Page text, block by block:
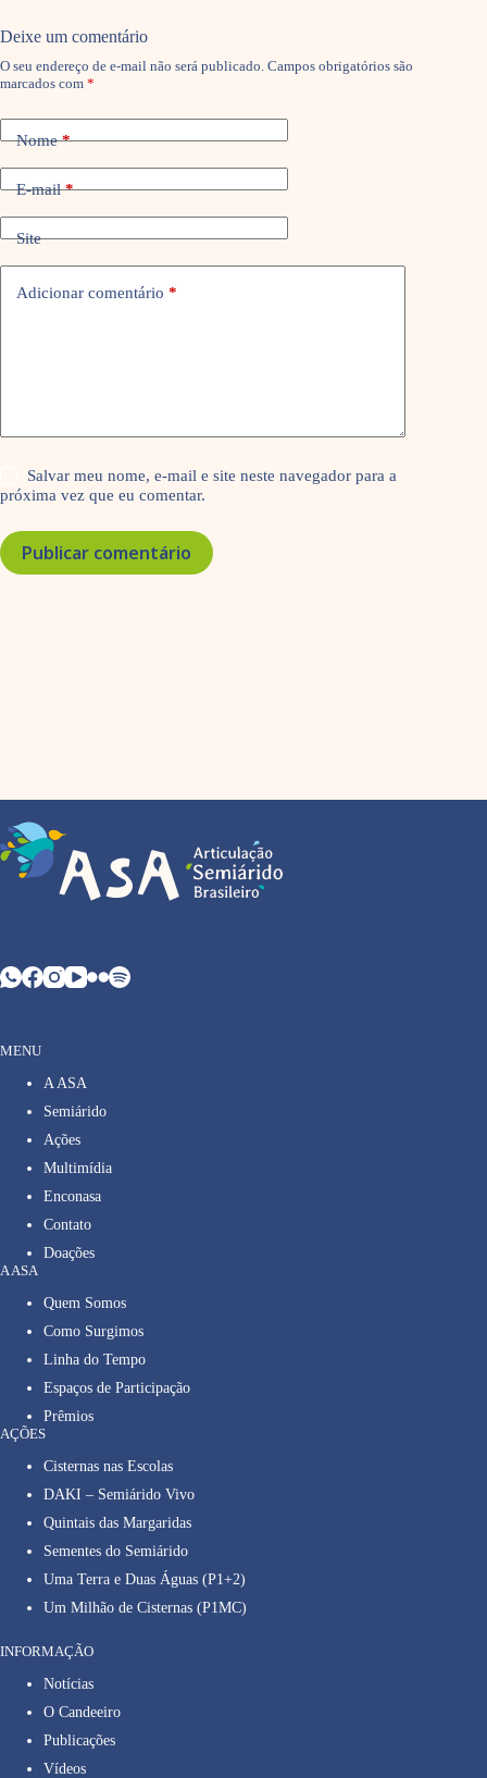
Deixe um comentário
O seu endereço de e-mail não será publicado. Campos obrigatórios são
marcados com *
Nome*
E-mail*
Site
Adicionar comentário *
Salvar meu nome, e-mail e site neste navegador para a
próxima vez que eu comentar.
Publicar comentário
MENU
A ASA
Semiárido
Ações
Multimídia
Enconasa
Contato
Doações
A ASA
Quem Somos
Como Surgimos
Linha do Tempo
Espaços de Participação
Prêmios
AÇÕES
Cisternas nas Escolas
DAKI – Semiárido Vivo
Quintais das Margaridas
Sementes do Semiárido
Uma Terra e Duas Águas (P1+2)
Um Milhão de Cisternas (P1MC)
INFORMAÇÃO
Notícias
O Candeeiro
Publicações
Vídeos